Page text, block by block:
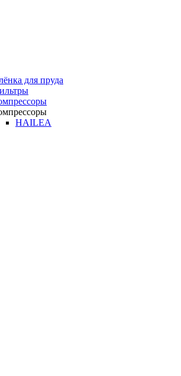
для пруда
HAILEA